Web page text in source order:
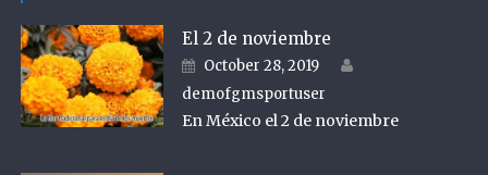
El 2 de noviembre
Posted on
October 28, 2019
demofgmsportuser
En México el 2 de noviembre